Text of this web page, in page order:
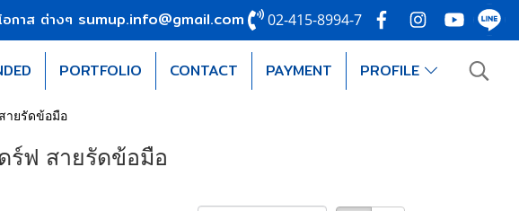
กาส ต่างๆ sumup.info@gmail.com 02-415-8994-7
PORTFOLIO CONTACT PAYMENT PROFILE
ายรัดข้อมือ
ร์ฟ สายรัดข้อมือ